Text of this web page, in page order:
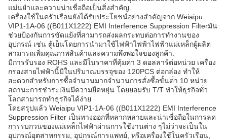
แม่นยําและความน่าเชื่อถือเป็นสิ่งสําคัญ.
เครื่องใช้ในครัวเรือนยังได้รับประโยชน์อย่างสําคัญจาก Weiaipu
VIP1-1A-06 ((B011X1222) EMI Interference Suppression Filterมัน
ช่วยป้องกันการขัดแย้งที่สามารถส่งผลกระทบต่อการทํางานของ
อุปกรณ์ เช่น ตู้เย็นโดยการนํามาใช้ไฟฟ้าไฟฟ้าไฟฟ้าแม่เหล็กผู้ผลิต
สามารถเพิ่มคุณภาพสินค้าและความพึงพอใจของลูกค้า.
มีการรับรอง ROHS และมีในราคาที่คุ้มค่า 3 ดอลลาร์ต่อหน่วย เครื่อง
กรองสายไฟฟ้านี้มีในปริมาณบรรจุของ 120PCS ต่อกล่อง ทําให้
สะดวกสําหรับการซื้อจํานวนมากจํานวนการสั่งซื้อขั้นต่ํา 10 หน่วย
สถานะการชําระเงินมีความยืดหยุ่น โดยยอมรับ T/T ทําให้ธุรกิจทั่ว
โลกสามารถทําธุรกิจได้ง่าย
โดยสรุปแล้ว Weiaipu VIP1-1A-06 ((B011X1222) EMI Interference
Suppression Filter เป็นทางออกที่หลากหลายและน่าเชื่อถือในการลด
การรบกวนของแม่เหล็กไฟฟ้าผ่านการใช้งานต่าง ๆไม่ว่าจะเป็นใน
อุปกรณ์อุตสาหกรรม, อุปกรณ์การแพทย์, หรือเครื่องใช้ในครัวเรือน,